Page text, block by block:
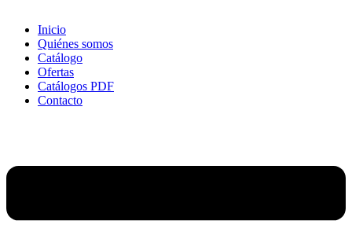
Inicio
Quiénes somos
Catálogo
Ofertas
Catálogos PDF
Contacto